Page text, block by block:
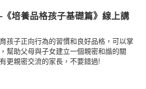
培養品格孩子基礎篇》線上講
孩子正向行為的習慣和良好品格，可以掌
幫助父母與子女建立一個親密和諧的關
更親密交流的家長，不要錯過!